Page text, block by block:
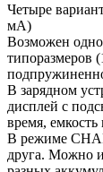
Четыре
мА)
Возможен
типоразмеров
В зарядном
дисплей с
время,
В режиме
друга. Можно